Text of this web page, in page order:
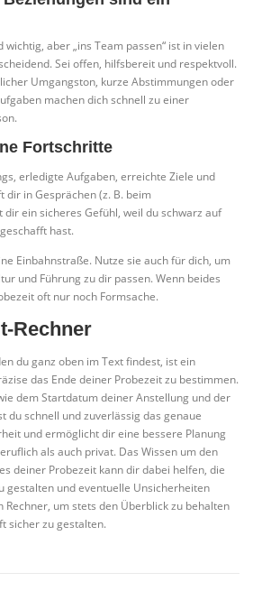
wichtig, aber „ins Team passen“ ist in vielen
Sei offen, hilfsbereit und respektvoll.
Umgangston, kurze Abstimmungen oder
machen dich schnell zu einer
Fortschritte
erledigte Aufgaben, erreichte Ziele und
dir in Gesprächen (z. B. beim
dir ein sicheres Gefühl, weil du schwarz auf
hast.
Einbahnstraße. Nutze sie auch für dich, um
und Führung zu dir passen. Wenn beides
oft nur noch Formsache.
Rechner
du ganz oben im Text findest, ist ein
das Ende deiner Probezeit zu bestimmen.
dem Startdatum deiner Anstellung und der
du schnell und zuverlässig das genaue
und ermöglicht dir eine bessere Planung
als auch privat. Das Wissen um den
deiner Probezeit kann dir dabei helfen, die
gestalten und eventuelle Unsicherheiten
Rechner, um stets den Überblick zu behalten
sicher zu gestalten.